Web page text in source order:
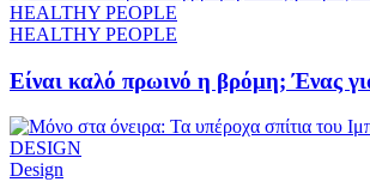
HEALTHY PEOPLE
HEALTHY PEOPLE
Είναι καλό πρωινό η βρόμη; Ένας
DESIGN
Design